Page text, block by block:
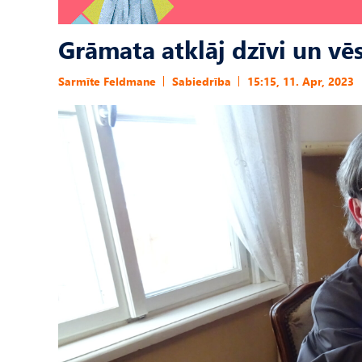
Grāmata atklāj dzīvi un
Sarmīte Feldmane Sabiedrība 15:15, 11. Apr, 2023